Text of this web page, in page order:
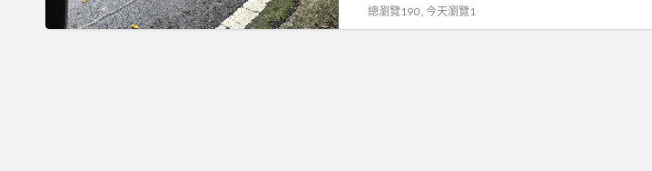
底
大
總瀏覽190 , 今天瀏覽1